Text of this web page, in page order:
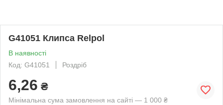
G41051 Клипса Relpol
В наявності
Код: G41051
Роздріб
6,26 ₴
Мінімальна сума замовлення на сайті — 1 000 ₴